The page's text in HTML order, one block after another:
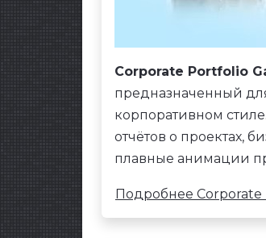
Corporate Portfolio
предназначенный
корпоративном
отчётов о проектах,
плавные анимации
Подробнее